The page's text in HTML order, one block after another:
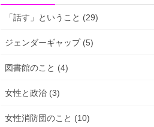
報
告「話す」ということ (29)
ジェンダーギャップ (5)
図書館のこと (4)
女性と政治 (3)
女性消防団のこと (10)